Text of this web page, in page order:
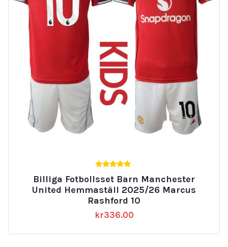
av 5
Billiga Fotbollsset Barn Manchester
United Hemmaställ 2025/26 Marcus
Rashford 10
kr336.00